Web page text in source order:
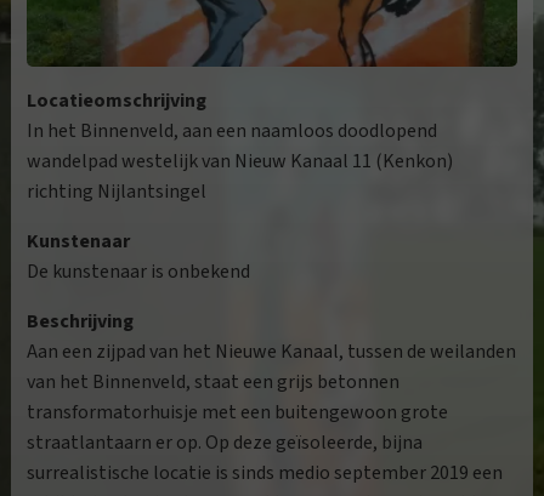
Locatieomschrijving
In het Binnenveld, aan een naamloos doodlopend
wandelpad westelijk van Nieuw Kanaal 11 (Kenkon)
richting Nijlantsingel
Kunstenaar
De kunstenaar is onbekend
Beschrijving
Aan een zijpad van het Nieuwe Kanaal, tussen de weilanden
van het Binnenveld, staat een grijs betonnen
transformatorhuisje met een buitengewoon grote
straatlantaarn er op. Op deze geïsoleerde, bijna
surrealistische locatie is sinds medio september 2019 een